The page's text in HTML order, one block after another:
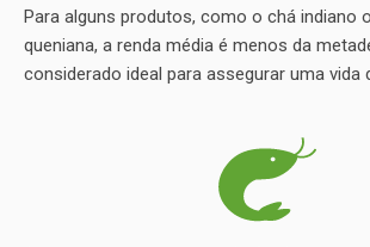
Para alguns produtos, como o chá indiano
queniana, a renda média é menos da
considerado ideal para assegurar uma vida